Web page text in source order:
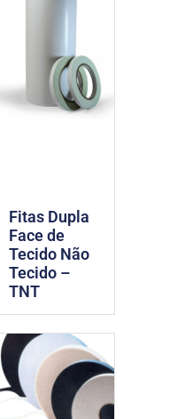
Fitas Dupla
Face de
Tecido Não
Tecido –
TNT